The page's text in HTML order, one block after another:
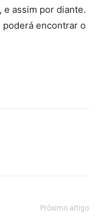
e assim por diante.
poderá encontrar o
Próximo artigo